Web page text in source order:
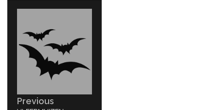
Previous